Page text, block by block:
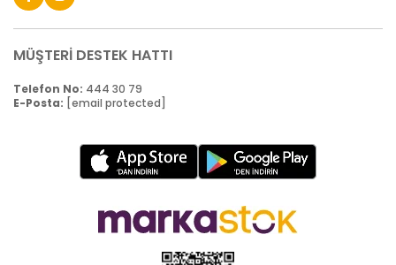
MÜŞTERİ DESTEK HATTI
Telefon No: 444 30 79
E-Posta: [email protected]